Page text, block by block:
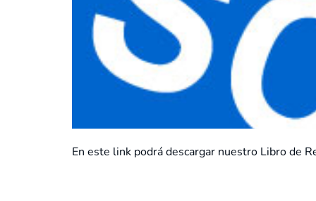
En este link podrá descargar nuestro Libro de